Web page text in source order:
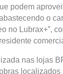
podem
o
no Lubrax+”,
nas lojas
localizados